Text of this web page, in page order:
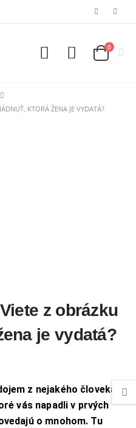
0
KTORÁ ŽENA JE VYDATÁ?
z obrázku
je vydatá?
z nejakého človeka
vás napadli v prvých
o mnohom. Tu